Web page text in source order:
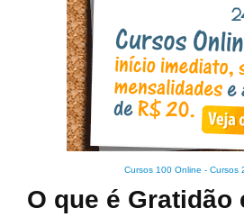
Cursos 100 Online - Cursos
O que é Gratidão